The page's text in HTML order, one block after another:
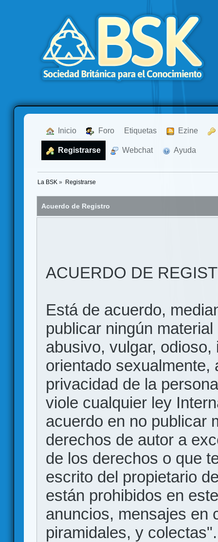
Inicio Foro Etiquetas Ezine
Registrarse Webchat Ayuda
La BSK » Registrarse
Acuerdo de Registro
ACUERDO DE
Está de acuerdo,
publicar ningún
abusivo, vulgar,
orientado sexualmente,
privacidad de la
viole cualquier ley
acuerdo en no publicar
derechos de autor a
de los derechos o que
escrito del propietario
están prohibidos en
anuncios, mensajes en
piramidales, y colectas".